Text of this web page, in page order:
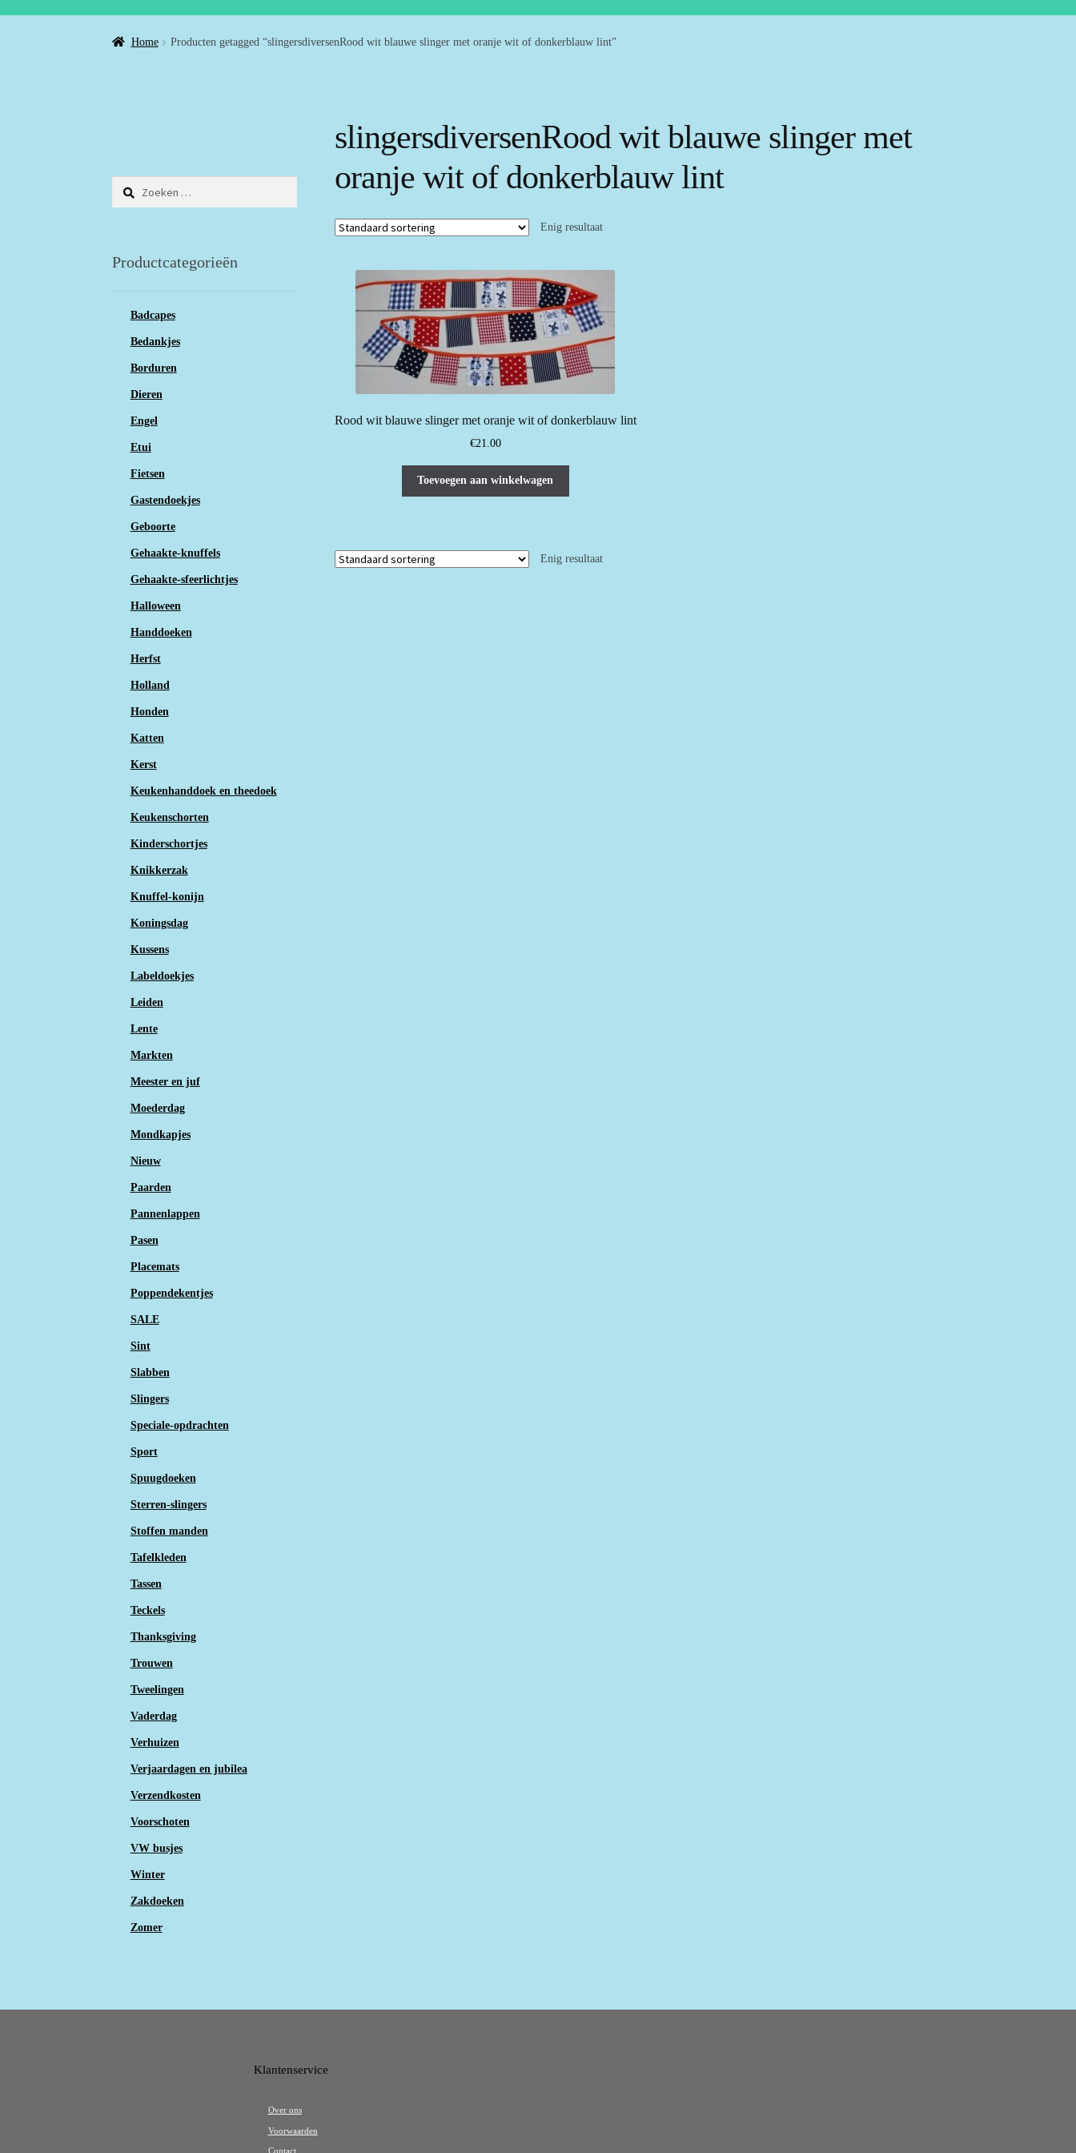
Home Producten getagged “slingersdiversenRood wit blauwe slinger met oranje wit of donkerblauw lint”
slingersdiversenRood wit blauwe slinger met
oranje wit of donkerblauw lint
Enig resultaat
Rood wit blauwe slinger met oranje wit of donkerblauw lint
€21.00
Toevoegen aan winkelwagen
Enig resultaat
naar:
Productcategorieën
Badcapes
Bedankjes
Borduren
Dieren
Engel
Etui
Fietsen
Gastendoekjes
Geboorte
Gehaakte-knuffels
Gehaakte-sfeerlichtjes
Halloween
Handdoeken
Herfst
Holland
Honden
Katten
Kerst
Keukenhanddoek en theedoek
Keukenschorten
Kinderschortjes
Knikkerzak
Knuffel-konijn
Koningsdag
Kussens
Labeldoekjes
Leiden
Lente
Markten
Meester en juf
Moederdag
Mondkapjes
Nieuw
Paarden
Pannenlappen
Pasen
Placemats
Poppendekentjes
SALE
Sint
Slabben
Slingers
Speciale-opdrachten
Sport
Spuugdoeken
Sterren-slingers
Stoffen manden
Tafelkleden
Tassen
Teckels
Thanksgiving
Trouwen
Tweelingen
Vaderdag
Verhuizen
Verjaardagen en jubilea
Verzendkosten
Voorschoten
VW busjes
Winter
Zakdoeken
Zomer
Klantenservice
Over ons
Voorwaarden